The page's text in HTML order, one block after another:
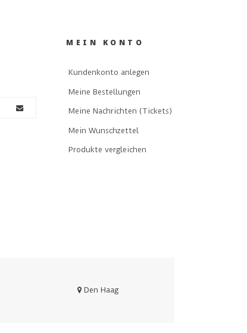
MEIN KONTO
Kundenkonto anlegen
Meine Bestellungen
Meine Nachrichten (Tickets)
Mein Wunschzettel
Produkte vergleichen
Den Haag